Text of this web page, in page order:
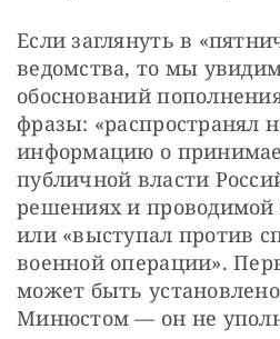
Если заглянуть в
ведомства, то мы
обоснований
фразы: «распространял
информацию о
публичной власти
решениях и
или «выступал против
военной операции».
может быть
Минюстом — он не